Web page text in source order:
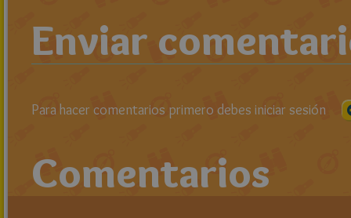
Enviar
Para hacer comentarios primero debes iniciar sesión
Comentarios